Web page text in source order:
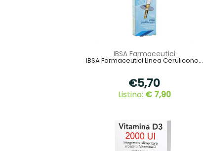
IBSA Farmaceutici
IBSA Farmaceutici Linea Cerulicono...
€5,70
Listino: € 7,90